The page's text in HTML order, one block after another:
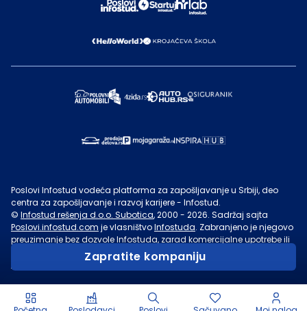
Zapratite kompaniju
Poslovi Infostud vodeća platforma za zapošljavanje u Srbiji, deo
centra za zapošljavanje i razvoj karijere - Infostud.
© Infostud rešenja d.o.o. Subotica, 2000 - 2026. Sadržaj sajta
Poslovi.infostud.com je vlasništvoInfostuda. Zabranjeno je njegovo
preuzimanje bez dozvoleInfostuda, zarad komercijalne upotrebe ili
u druge svrhe, osim za lične potrebe posetilaca sajta.